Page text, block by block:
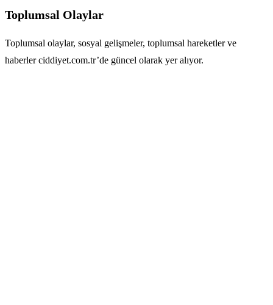
Toplumsal Olaylar
Toplumsal olaylar, sosyal gelişmeler, toplumsal hareketler ve
haberler ciddiyet.com.tr’de güncel olarak yer alıyor.